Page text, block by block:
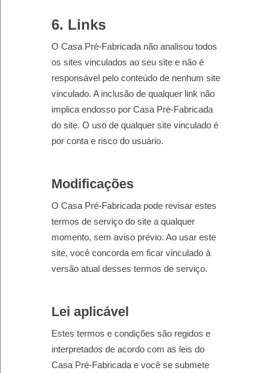
6. Links
O Casa Pré-Fabricada não analisou todos
os sites vinculados ao seu site e não é
responsável pelo conteúdo de nenhum site
vinculado. A inclusão de qualquer link não
implica endosso por Casa Pré-Fabricada
do site. O uso de qualquer site vinculado é
por conta e risco do usuário.
Modificações
O Casa Pré-Fabricada pode revisar estes
termos de serviço do site a qualquer
momento, sem aviso prévio. Ao usar este
site, você concorda em ficar vinculado à
versão atual desses termos de serviço.
Lei aplicável
Estes termos e condições são regidos e
interpretados de acordo com as leis do
Casa Pré-Fabricada e você se submete